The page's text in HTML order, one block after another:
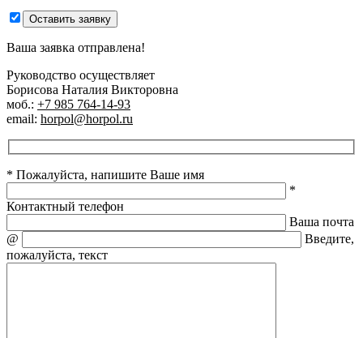
Оставить заявку
Ваша заявка отправлена!
Руководство осуществляет
Борисова Наталия Викторовна
моб.: +7 985 764-14-93
email: horpol@horpol.ru
* Пожалуйста, напишите Ваше имя
*
Контактный телефон
Ваша почта
@
Введите,
пожалуйста, текст